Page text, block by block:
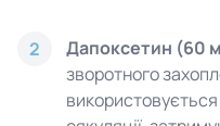
2 Дапоксетин (60
зворотного